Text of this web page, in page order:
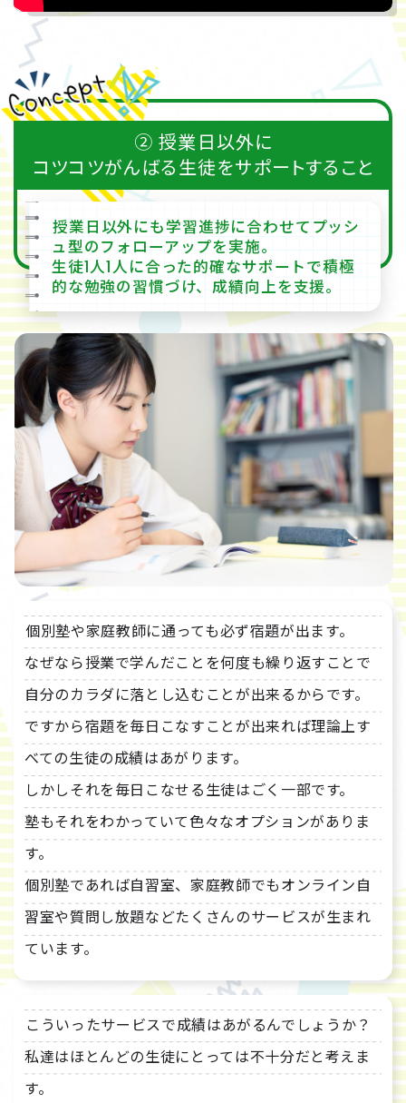
② 授業日以外に
コツコツがんばる生徒をサポートすること
授業日以外にも学習進捗に合わせてプッシ
ュ型のフォローアップを実施。
生徒1人1人に合った的確なサポートで積極
的な勉強の習慣づけ、成績向上を支援。
個別塾や家庭教師に通っても必ず宿題が出ます。
なぜなら授業で学んだことを何度も繰り返すことで
自分のカラダに落とし込むことが出来るからです。
ですから宿題を毎日こなすことが出来れば理論上す
べての生徒の成績はあがります。
しかしそれを毎日こなせる生徒はごく一部です。
塾もそれをわかっていて色々なオプションがありま
す。
個別塾であれば自習室、家庭教師でもオンライン自
習室や質問し放題などたくさんのサービスが生まれ
ています。
こういったサービスで成績はあがるんでしょうか？
私達はほとんどの生徒にとっては不十分だと考えま
す。